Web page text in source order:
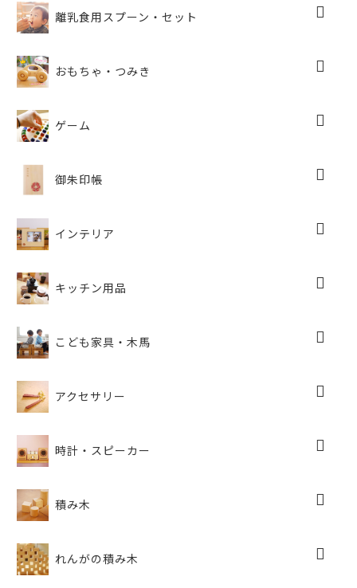
離乳食用スプーン・セット
おもちゃ・つみき
ゲーム
御朱印帳
インテリア
キッチン用品
こども家具・木馬
アクセサリー
時計・スピーカー
積み木
れんがの積み木